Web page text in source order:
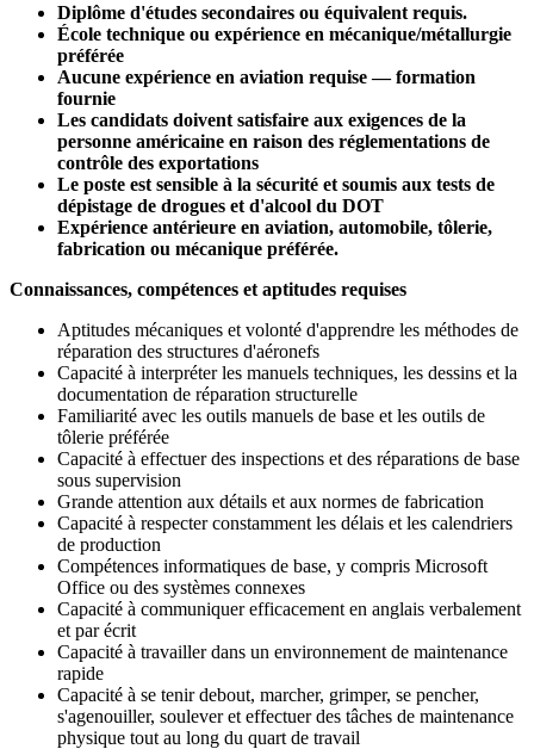
Diplôme d'études secondaires ou équivalent requis.
École technique ou expérience en mécanique/métallurgie
préférée
Aucune expérience en aviation requise — formation
fournie
Les candidats doivent satisfaire aux exigences de la
personne américaine en raison des réglementations de
contrôle des exportations
Le poste est sensible à la sécurité et soumis aux tests de
dépistage de drogues et d'alcool du DOT
Expérience antérieure en aviation, automobile, tôlerie,
fabrication ou mécanique préférée.
Connaissances, compétences et aptitudes requises
Aptitudes mécaniques et volonté d'apprendre les méthodes de
réparation des structures d'aéronefs
Capacité à interpréter les manuels techniques, les dessins et la
documentation de réparation structurelle
Familiarité avec les outils manuels de base et les outils de
tôlerie préférée
Capacité à effectuer des inspections et des réparations de base
sous supervision
Grande attention aux détails et aux normes de fabrication
Capacité à respecter constamment les délais et les calendriers
de production
Compétences informatiques de base, y compris Microsoft
Office ou des systèmes connexes
Capacité à communiquer efficacement en anglais verbalement
et par écrit
Capacité à travailler dans un environnement de maintenance
rapide
Capacité à se tenir debout, marcher, grimper, se pencher,
s'agenouiller, soulever et effectuer des tâches de maintenance
physique tout au long du quart de travail